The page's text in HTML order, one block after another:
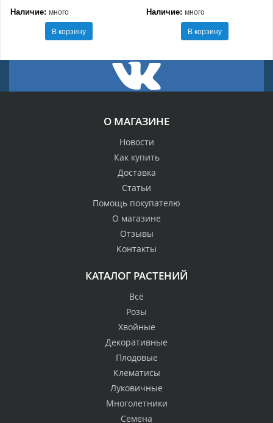
Наличие: много
В корзину
Наличие: много
В корзину
О МАГАЗИНЕ
Новости
Как купить
Доставка
Статьи
Помощь покупателю
О магазине
Отзывы
Контакты
КАТАЛОГ РАСТЕНИЙ
Всё
Розы
Хвойные
Декоративные
Плодовые
Клематисы
Луковичные
Многолетники
Семена